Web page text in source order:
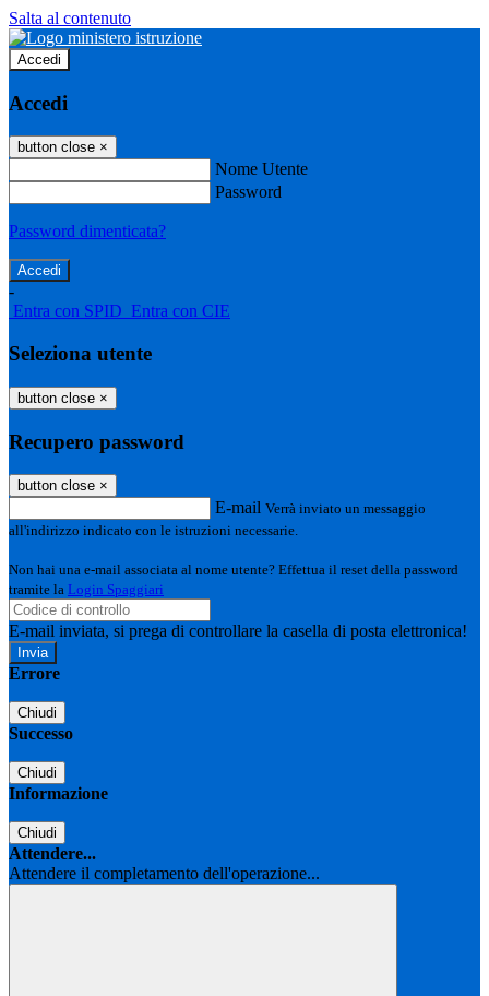
Salta al contenuto
Accedi
Accedi
button close ×
Nome Utente
Password
Password dimenticata?
-
Entra con SPID Entra con CIE
Seleziona utente
button close ×
Recupero password
button close ×
E-mail Verrà inviato un messaggio
all'indirizzo indicato con le istruzioni necessarie.
Non hai una e-mail associata al nome utente? Effettua il reset della password
tramite la Login Spaggiari
E-mail inviata, si prega di controllare la casella di posta elettronica!
Errore
Chiudi
Successo
Chiudi
Informazione
Chiudi
Attendere...
Attendere il completamento dell'operazione...